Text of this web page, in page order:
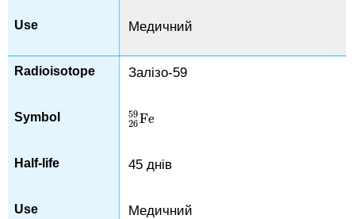
Медичний
Залізо-59
Fe
26
59
Fe26
45 днів
Медичний